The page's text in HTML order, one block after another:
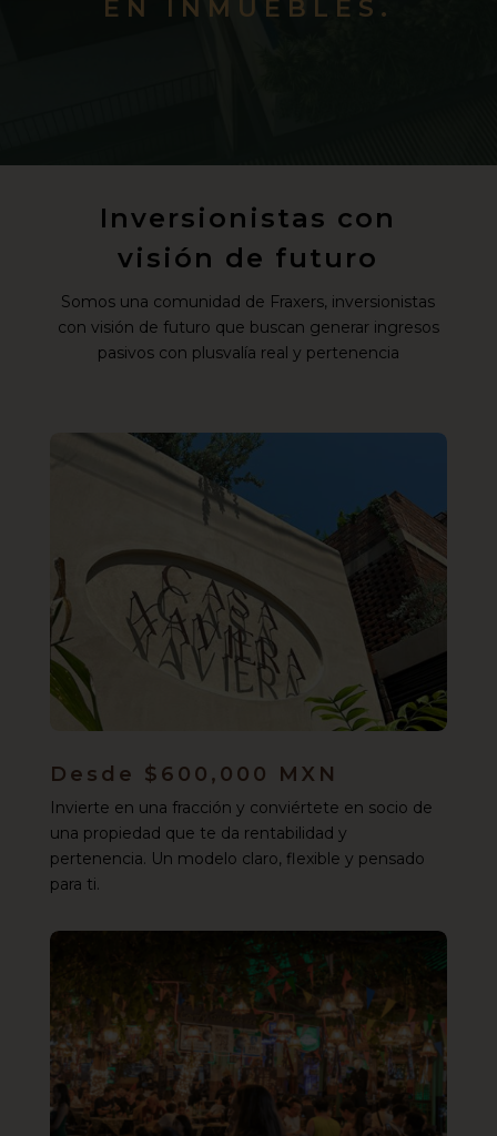
EN INMUEBLES.
Inversionistas con
visión de futuro
Somos una comunidad de Fraxers, inversionistas
con visión de futuro que buscan generar ingresos
pasivos con plusvalía real y pertenencia
Desde $600,000 MXN
Invierte en una fracción y conviértete en socio de
una propiedad que te da rentabilidad y
pertenencia. Un modelo claro, flexible y pensado
para ti.